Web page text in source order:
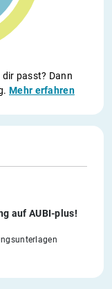
passt? Dann
Mehr erfahren
auf AUBI-plus!